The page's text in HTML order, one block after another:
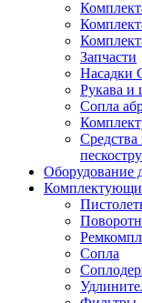
Запчасти
Насадки
Рукава
Сопла
Оборудование
Сопла